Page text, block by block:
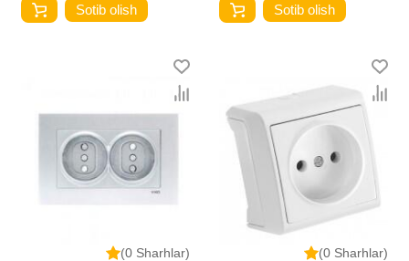
Sotib olish Sotib olish
(0 Sharhlar)
(0 Sharhlar)